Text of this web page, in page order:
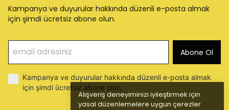
Alışveriş deneyiminizi iyileştirmek için
yasal düzenlemelere uygun çerezler
Kampanya ve duyurular hakkında düzenli e-posta almak
için şimdi ücretsiz abone olun.
Abone Ol
Kampanya ve duyurular hakkında düzenli e-posta almak
için şimdi ücretsiz abone olun.